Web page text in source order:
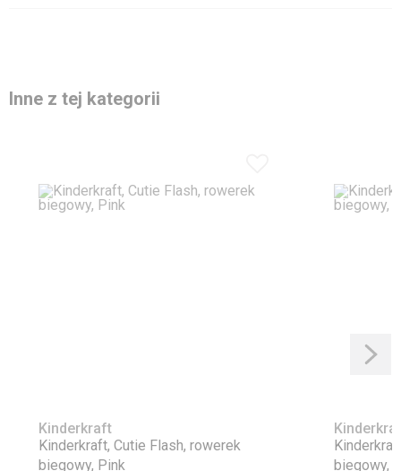
Inne z tej kategorii
Kinderkraft
Kinderkraft, Cutie Flash, rowerek
biegowy, Pink
biegowy,